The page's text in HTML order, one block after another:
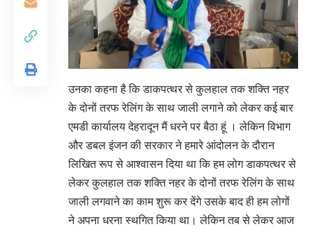
उनका कहना है कि डाकपत्थर से कुलहाल तक शक्ति नहर
के दोनों तरफ रेलिंग के साथ जाली लगाने को लेकर कई बार
एमडी कार्यालय देहरादून मैं धरने पर बैठा हूं । लेकिन विभाग
और डबल इंजन की सरकार ने हमारे आंदोलन के दौरान
लिखित रूप से आश्वासन दिया था कि हम लोग डाकपत्थर से
लेकर कुलहाल तक शक्ति नहर के दोनों तरफ रेलिंग के साथ
जाली लगवाने का काम शुरू कर देंगे उसके बाद ही हम लोगों
ने अपना धरना स्थगित किया था। लेकिन तब से लेकर आज